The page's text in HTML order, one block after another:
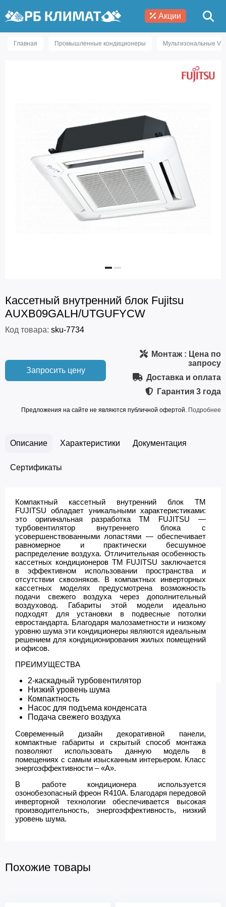
Акции
Главная Промышленные кондиционеры Мультизональные
Кассетный внутренний блок Fujitsu
AUXB09GALH/UTGUFYCW
Код товара: sku-7734
Запросить цену
Монтаж: Цена по
запросу
Доставка и оплата
Гарантия 3 года
Предложения на сайте не являются публичной офертой. Подробнее
Описание Характеристики Документация
Сертификаты
Компактный кассетный внутренний блок ТМ
FUJITSU обладает уникальными характеристиками:
это оригинальная разработка ТМ FUJITSU —
турбовентилятор внутреннего блока с
усовершенствованными лопастями — обеспечивает
равномерное и практически бесшумное
распределение воздуха. Отличительная особенность
кассетных кондиционеров ТМ FUJITSU заключается
в эффективном использовании пространства и
отсутствии сквозняков. В компактных инверторных
кассетных моделях предусмотрена возможность
подачи свежего воздуха через дополнительный
воздуховод. Габариты этой модели идеально
подходят для установки в подвесные потолки
евростандарта. Благодаря малозаметности и низкому
уровню шума эти кондиционеры являются идеальным
решением для кондиционирования жилых помещений
и офисов.
ПРЕИМУЩЕСТВА
2-каскадный турбовентилятор
Низкий уровень шума
Компактность
Насос для подъема конденсата
Подача свежего воздуха
Современный дизайн декоративной панели,
компактные габариты и скрытый способ монтажа
позволяют использовать данную модель в
помещениях с самым изысканным интерьером. Класс
энергоэффективности – «А».
В работе кондиционера используется
озонобезопасный фреон R410A. Благодаря передовой
инверторной технологии обеспечивается высокая
производительность, энергоэффективность, низкий
уровень шума.
Похожие товары